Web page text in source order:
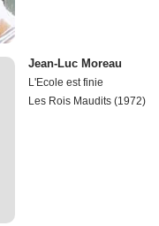
Jean-Luc Moreau
L'Ecole est finie
Les Rois Maudits (1972)